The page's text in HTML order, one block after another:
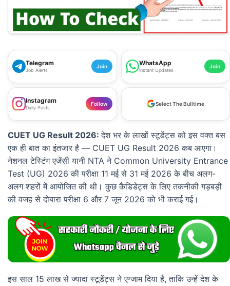
Telegram
Job Alerts
Join WhatsApp
Instant Updates
Join
Instagram
Daily Posts
Follow Select The Bulltime
CUET UG Result 2026:देश भर के लाखों स्टूडेंट्स को इस वक्त बस
एक ही बात का इंतजार है — CUET UG Result 2026 कब आएगा।
नेशनल टेस्टिंग एजेंसी यानी NTA ने Common University Entrance
Test (UG) 2026 की परीक्षा 11 मई से 31 मई 2026 के बीच अलग-
अलग शहरों में आयोजित की थी। कुछ कैंडिडेट्स के लिए तकनीकी गड़बड़ी
की वजह से दोबारा परीक्षा 6 और 7 जून 2026 को भी कराई गई।
इस साल 15 लाख से ज्यादा स्टूडेंट्स ने एग्जाम दिया है, ताकि उन्हें देश के